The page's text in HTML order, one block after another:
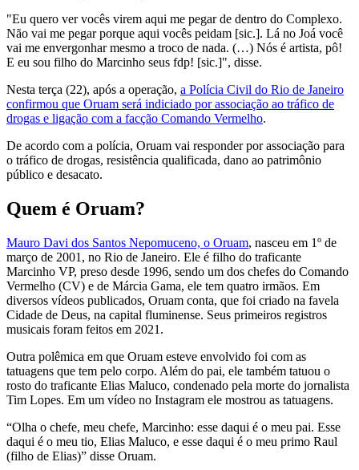
"Eu quero ver vocês virem aqui me pegar de dentro do Complexo.
Não vai me pegar porque aqui vocês peidam [sic.]. Lá no Joá você
vai me envergonhar mesmo a troco de nada. (…) Nós é artista, pô!
E eu sou filho do Marcinho seus fdp! [sic.]", disse.
Nesta terça (22), após a operação, a Polícia Civil do Rio de Janeiro
confirmou que Oruam será indiciado por associação ao tráfico de
drogas e ligação com a facção Comando Vermelho.
De acordo com a polícia, Oruam vai responder por associação para
o tráfico de drogas, resistência qualificada, dano ao patrimônio
público e desacato.
Quem é Oruam?
Mauro Davi dos Santos Nepomuceno, o Oruam, nasceu em 1º de
março de 2001, no Rio de Janeiro. Ele é filho do traficante
Marcinho VP, preso desde 1996, sendo um dos chefes do Comando
Vermelho (CV) e de Márcia Gama, ele tem quatro irmãos. Em
diversos vídeos publicados, Oruam conta, que foi criado na favela
Cidade de Deus, na capital fluminense. Seus primeiros registros
musicais foram feitos em 2021.
Outra polêmica em que Oruam esteve envolvido foi com as
tatuagens que tem pelo corpo. Além do pai, ele também tatuou o
rosto do traficante Elias Maluco, condenado pela morte do jornalista
Tim Lopes. Em um vídeo no Instagram ele mostrou as tatuagens.
“Olha o chefe, meu chefe, Marcinho: esse daqui é o meu pai. Esse
daqui é o meu tio, Elias Maluco, e esse daqui é o meu primo Raul
(filho de Elias)” disse Oruam.